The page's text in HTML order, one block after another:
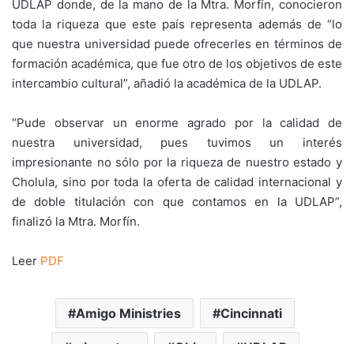
UDLAP donde, de la mano de la Mtra. Morfín, conocieron
toda la riqueza que este país representa además de “lo
que nuestra universidad puede ofrecerles en términos de
formación académica, que fue otro de los objetivos de este
intercambio cultural”, añadió la académica de la UDLAP.
“Pude observar un enorme agrado por la calidad de
nuestra universidad, pues tuvimos un interés
impresionante no sólo por la riqueza de nuestro estado y
Cholula, sino por toda la oferta de calidad internacional y
de doble titulación con que contamos en la UDLAP”,
finalizó la Mtra. Morfín.
Leer PDF
Amigo Ministries Cincinnati